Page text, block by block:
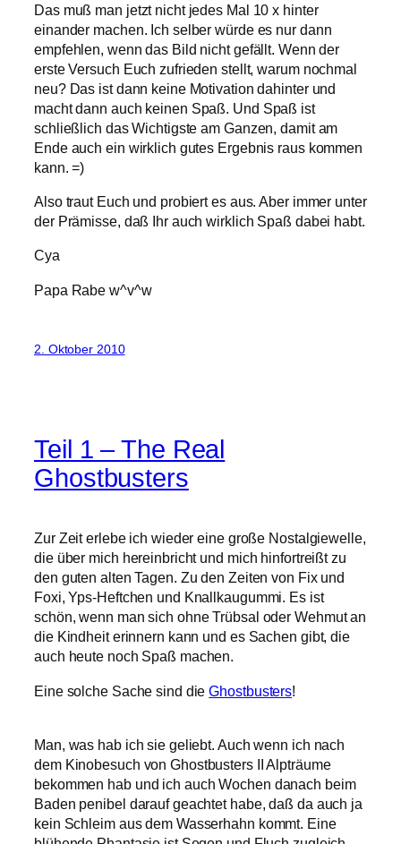
Das muß man jetzt nicht jedes Mal 10 x hinter
einander machen. Ich selber würde es nur dann
empfehlen, wenn das Bild nicht gefällt. Wenn der
erste Versuch Euch zufrieden stellt, warum nochmal
neu? Das ist dann keine Motivation dahinter und
macht dann auch keinen Spaß. Und Spaß ist
schließlich das Wichtigste am Ganzen, damit am
Ende auch ein wirklich gutes Ergebnis raus kommen
kann. =)
Also traut Euch und probiert es aus. Aber immer unter
der Prämisse, daß Ihr auch wirklich Spaß dabei habt.
Cya
Papa Rabe w^v^w
2. Oktober 2010
Teil 1 – The Real
Ghostbusters
Zur Zeit erlebe ich wieder eine große Nostalgiewelle,
die über mich hereinbricht und mich hinfortreißt zu
den guten alten Tagen. Zu den Zeiten von Fix und
Foxi, Yps-Heftchen und Knallkaugummi. Es ist
schön, wenn man sich ohne Trübsal oder Wehmut an
die Kindheit erinnern kann und es Sachen gibt, die
auch heute noch Spaß machen.
Eine solche Sache sind dieGhostbusters!
Man, was hab ich sie geliebt. Auch wenn ich nach
dem Kinobesuch von Ghostbusters II Alpträume
bekommen hab und ich auch Wochen danach beim
Baden penibel darauf geachtet habe, daß da auch ja
kein Schleim aus dem Wasserhahn kommt. Eine